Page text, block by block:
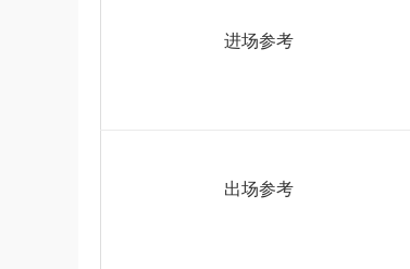
进场参考
出场参考